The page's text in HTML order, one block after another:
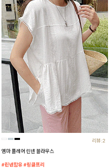
리뷰:2
엠마 플레어 린넨 블라우스
#린넨함유 #링클프리